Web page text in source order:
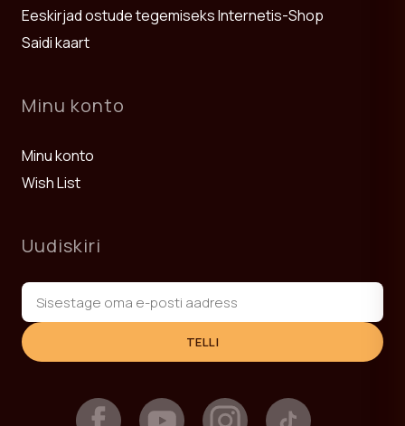
Eeskirjad ostude tegemiseks Internetis-Shop
Saidi kaart
Minu konto
Minu konto
Wish List
Uudiskiri
TELLI